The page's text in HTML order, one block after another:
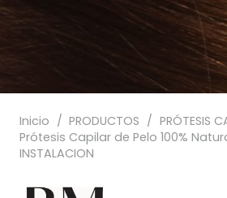
Inicio / PRODUCTOS / PRÓTESIS
Prótesis Capilar de Pelo 100%
INSTALACION